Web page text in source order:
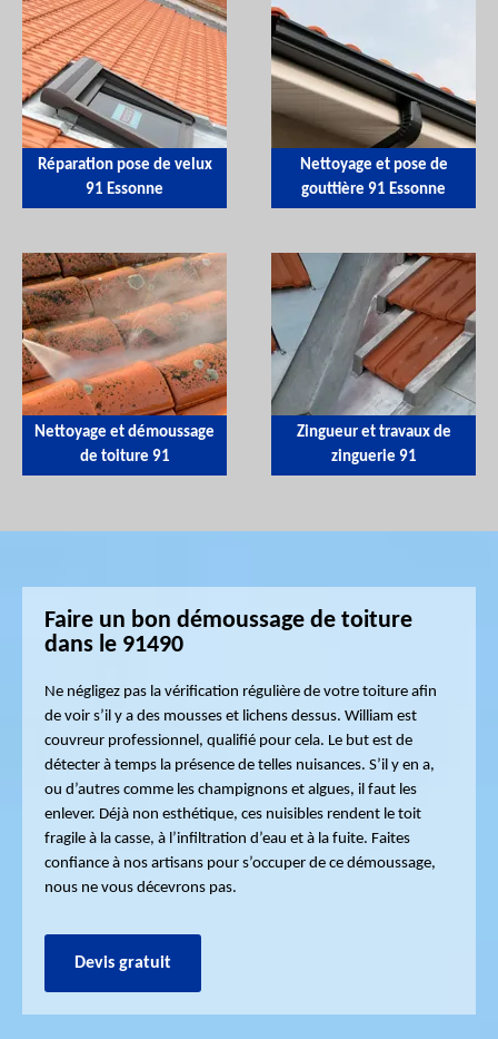
Réparation pose de velux
91 Essonne
Nettoyage et pose de
gouttière 91 Essonne
Nettoyage et démoussage
de toiture 91
Zingueur et travaux de
zinguerie 91
Faire un bon démoussage de toiture
dans le 91490
Ne négligez pas la vérification régulière de votre toiture afin
de voir s’il y a des mousses et lichens dessus. William est
couvreur professionnel, qualifié pour cela. Le but est de
détecter à temps la présence de telles nuisances. S’il y en a,
ou d’autres comme les champignons et algues, il faut les
enlever. Déjà non esthétique, ces nuisibles rendent le toit
fragile à la casse, à l’infiltration d’eau et à la fuite. Faites
confiance à nos artisans pour s’occuper de ce démoussage,
nous ne vous décevrons pas.
Devis gratuit